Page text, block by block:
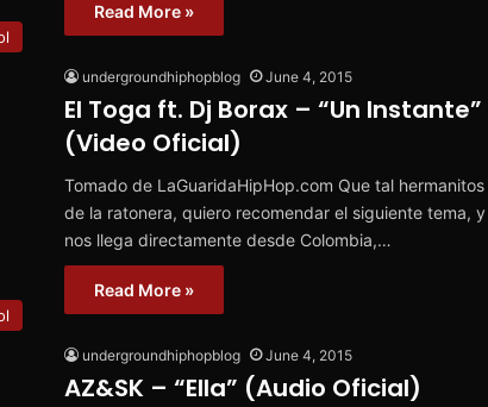
Read More »
undergroundhiphopblog June 4, 2015
El Toga ft. Dj Borax – “Un Instante”
(Video Oficial)
Tomado de LaGuaridaHipHop.com Que tal hermanitos
de la ratonera, quiero recomendar el siguiente tema, y
nos llega directamente desde Colombia,…
Read More »
undergroundhiphopblog June 4, 2015
AZ&SK – “Ella” (Audio Oficial)